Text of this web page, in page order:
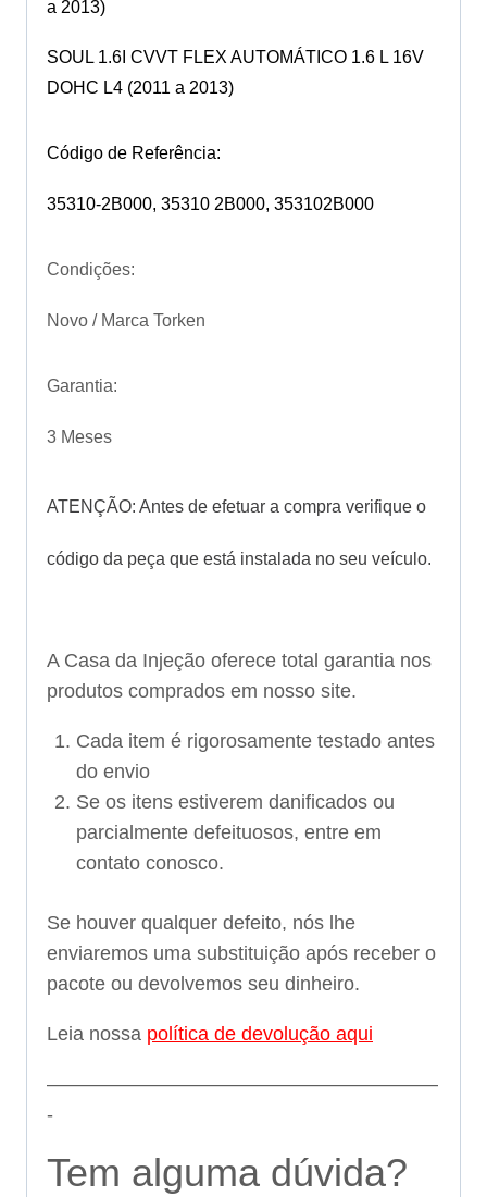
a 2013)
SOUL 1.6I CVVT FLEX AUTOMÁTICO 1.6 L 16V
DOHC L4 (2011 a 2013)
Código de Referência:
35310-2B000, 35310 2B000, 353102B000
Condições:
Novo / Marca Torken
Garantia:
3 Meses
ATENÇÃO: Antes de efetuar a compra verifique o
código da peça que está instalada no seu veículo.
A Casa da Injeção oferece total garantia nos
produtos comprados em nosso site.
Cada item é rigorosamente testado antes
do envio
Se os itens estiverem danificados ou
parcialmente defeituosos, entre em
contato conosco.
Se houver qualquer defeito, nós lhe
enviaremos uma substituição após receber o
pacote ou devolvemos seu dinheiro.
Leia nossa política de devolução aqui
————————————————————
-
Tem alguma dúvida?